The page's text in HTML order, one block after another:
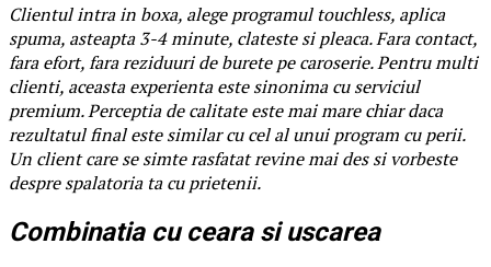
Clientul intra in boxa, alege programul touchless, aplica
spuma, asteapta 3-4 minute, clateste si pleaca. Fara contact,
fara efort, fara reziduuri de burete pe caroserie. Pentru multi
clienti, aceasta experienta este sinonima cu serviciul
premium. Perceptia de calitate este mai mare chiar daca
rezultatul final este similar cu cel al unui program cu perii.
Un client care se simte rasfatat revine mai des si vorbeste
despre spalatoria ta cu prietenii.
Combinatia cu ceara si uscarea